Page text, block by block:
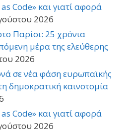
as Code» και γιατί αφορά
2026
Παρίσι: 25 χρόνια
μέρα της ελεύθερης
2026
σε νέα φάση ευρωπαϊκής
δημοκρατική καινοτομία
as Code» και γιατί αφορά
2026